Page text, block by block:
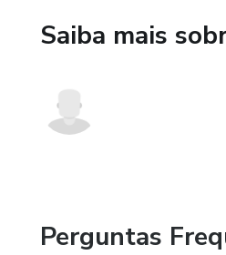
Saiba mais
Perguntas